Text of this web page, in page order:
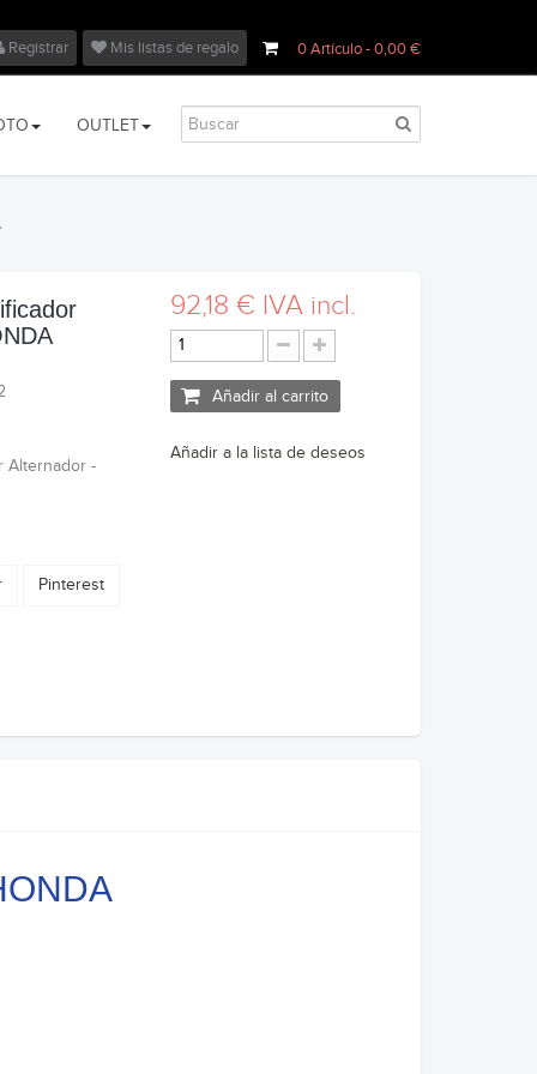
0Artículo- 0,00 €
Registrar Mis listas de regalo
OUTLET
Alternador -
Pinterest
92,18 € IVA incl.
Añadir al carrito
Añadir a la lista de deseos